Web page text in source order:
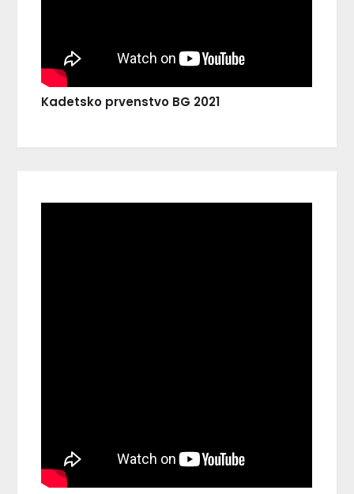
Kadetsko prvenstvo BG 2021